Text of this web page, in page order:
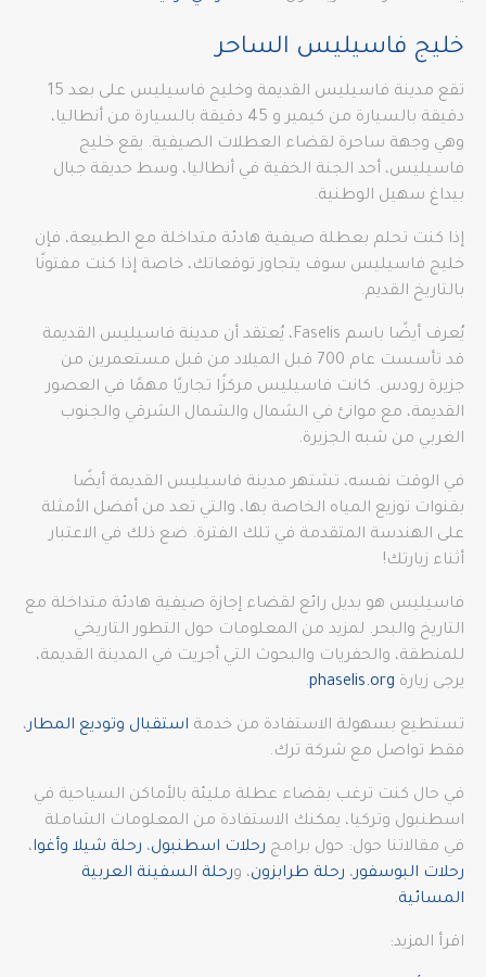
خليج فاسيليس الساحر
تقع مدينة فاسيليس القديمة وخليج فاسيليس على بعد 15
دقيقة بالسيارة من كيمير و 45 دقيقة بالسيارة من أنطاليا،
وهي وجهة ساحرة لقضاء العطلات الصيفية. يقع خليج
فاسيليس، أحد الجنة الخفية في أنطاليا، وسط حديقة جبال
بيداغ سهيل الوطنية.
إذا كنت تحلم بعطلة صيفية هادئة متداخلة مع الطبيعة، فإن
خليج فاسيليس سوف يتجاوز توقعاتك، خاصة إذا كنت مفتونًا
بالتاريخ القديم.
يُعرف أيضًا باسم Faselis، يُعتقد أن مدينة فاسيليس القديمة
قد تأسست عام 700 قبل الميلاد من قبل مستعمرين من
جزيرة رودس. كانت فاسيليس مركزًا تجاريًا مهمًا في العصور
القديمة، مع موانئ في الشمال والشمال الشرقي والجنوب
الغربي من شبه الجزيرة.
في الوقت نفسه، تشتهر مدينة فاسيليس القديمة أيضًا
بقنوات توزيع المياه الخاصة بها، والتي تعد من أفضل الأمثلة
على الهندسة المتقدمة في تلك الفترة. ضع ذلك في الاعتبار
أثناء زيارتك!
فاسيليس هو بديل رائع لقضاء إجازة صيفية هادئة متداخلة مع
التاريخ والبحر. لمزيد من المعلومات حول التطور التاريخي
للمنطقة، والحفريات والبحوث التي أجريت في المدينة القديمة،
يرجى زيارة phaselis.org
.
تستطيع بسهولة الاستفادة من خدمة استقبال وتوديع المطار،
فقط تواصل مع شركة ترك.
في حال كنت ترغب بقضاء عطلة مليئة بالأماكن السياحية في
اسطنبول وتركيا، يمكنك الاستفادة من المعلومات الشاملة
في مقالاتنا حول: حول برامج رحلات اسطنبول، رحلة شيلا وأغوا،
رحلات البوسفور، رحلة طرابزون، ورحلة السفينة العربية
المسائية.
اقرأ المزيد: